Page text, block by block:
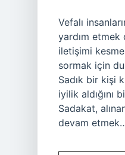
Vefalı
yardım etmek
iletişimi
sormak için
Sadık bir kişi
iyilik aldığını
Sadakat,
devam